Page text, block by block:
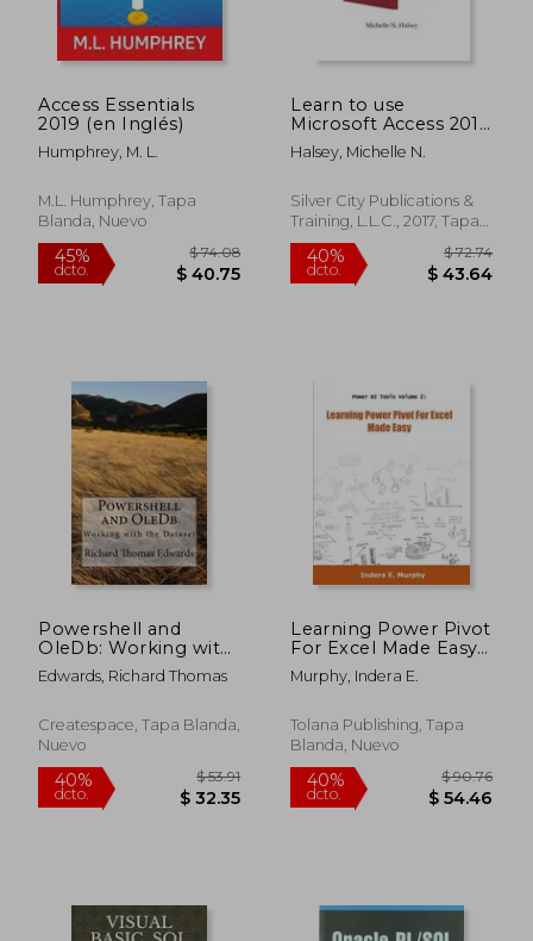
dcto. dcto.
Access Essentials
2019 (en Inglés)
Humphrey, M. L.
M.L. Humphrey, Tapa
Blanda, Nuevo
dcto. $ 40.75
Learn to use
Microsoft Access 2016
(Technical Skill
Builder Series) (en
Halsey, Michelle N.
Silver City Publications &
Training, L.L.C., 2017, Tapa
Blanda, Nuevo
40%
dcto. $
Powershell and
OleDb: Working with
the Dataset (en
Inglés)
Edwards, Richard Thomas
Createspace, Tapa Blanda,
Nuevo
Learning Power Pivot
For Excel Made Easy
(en Inglés)
Murphy, Indera E.
Tolana Publishing, Tapa
Blanda, Nuevo